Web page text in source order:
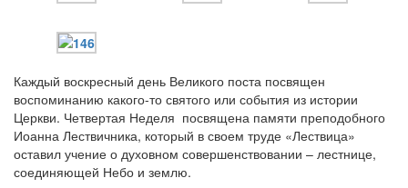
Каждый воскресный день Великого поста посвящен
воспоминанию какого-то святого или события из истории
Церкви. Четвертая Неделя посвящена памяти преподобного
Иоанна Лествичника, который в своем труде «Лествица»
оставил учение о духовном совершенствовании – лестнице,
соединяющей Небо и землю.